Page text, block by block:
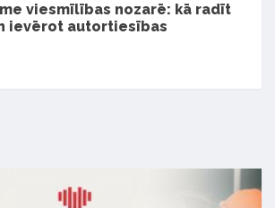
viesmīlības nozarē: kā radīt
ievērot autortiesības